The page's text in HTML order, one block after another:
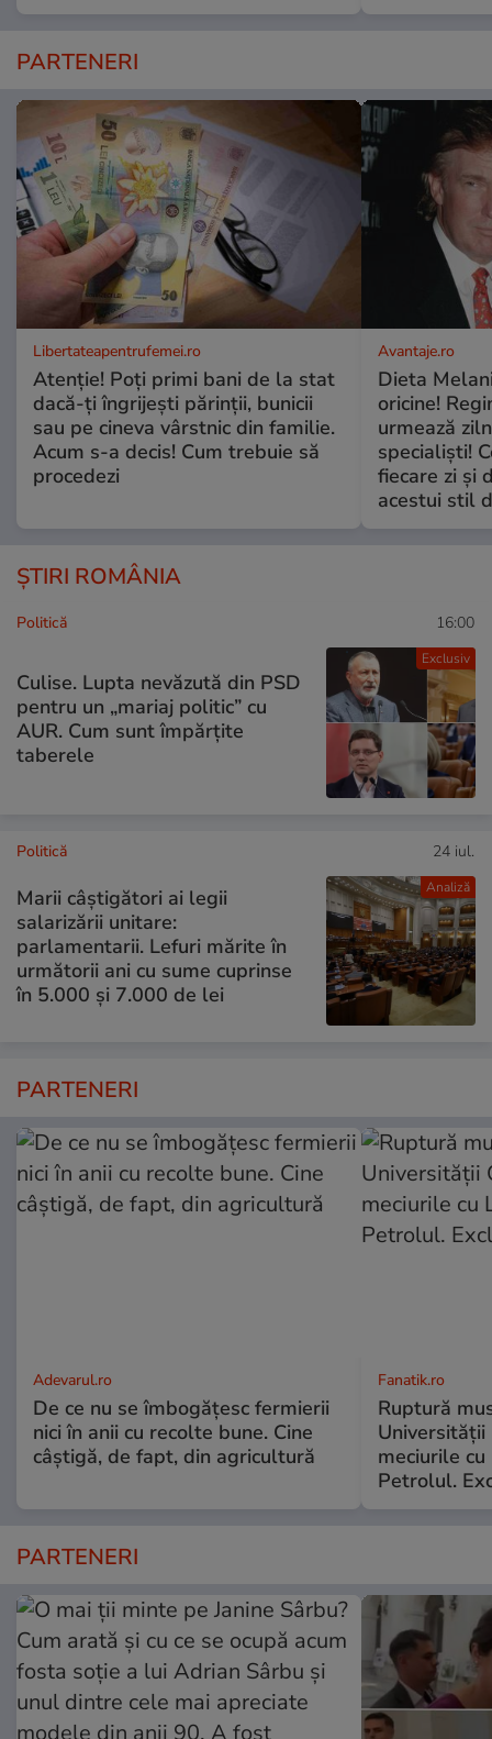
PARTENERI
Libertateapentrufemei.ro
Atenție! Poți primi bani de la stat
dacă-ți îngrijești părinții, bunicii
sau pe cineva vârstnic din familie.
Acum s-a decis! Cum trebuie să
procedezi
Avantaje.ro
Dieta
oricine!
urmează
specialiști!
fiecare zi și
acestui stil
ȘTIRI ROMÂNIA
Exclusiv
Politică 16:00
Culise. Lupta nevăzută din PSD
pentru un „mariaj politic” cu
AUR. Cum sunt împărțite
taberele
Analiză
Politică 24 iul.
Marii câștigători ai legii
salarizării unitare:
parlamentarii. Lefuri mărite în
următorii ani cu sume cuprinse
în 5.000 și 7.000 de lei
PARTENERI
Adevarul.ro
De ce nu se îmbogățesc fermierii
nici în anii cu recolte bune. Cine
câștigă, de fapt, din agricultură
Fanatik.ro
Ruptură
Universității
meciurile cu
Petrolul.
PARTENERI